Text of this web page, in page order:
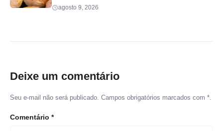
agosto 9, 2026
Deixe um comentário
Seu e-mail não será publicado. Campos obrigatórios marcados com *.
Comentário *